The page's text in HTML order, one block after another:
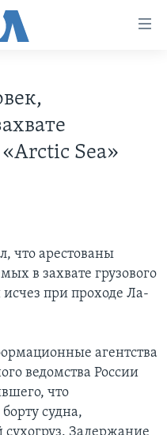
«Arctic Sea»
что арестованы
в захвате грузового
при проходе Ла-
агентства
ведомства России
что
судна,